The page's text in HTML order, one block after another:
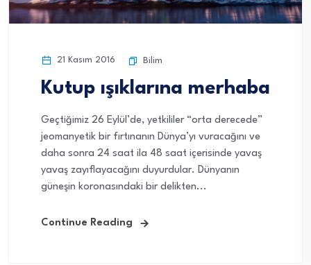
21 Kasım 2016 Bilim
Kutup ışıklarına merhaba
Geçtiğimiz 26 Eylül’de, yetkililer “orta derecede”
jeomanyetik bir fırtınanın Dünya’yı vuracağını ve
daha sonra 24 saat ila 48 saat içerisinde yavaş
yavaş zayıflayacağını duyurdular. Dünyanın
güneşin koronasındaki bir delikten...
Continue Reading